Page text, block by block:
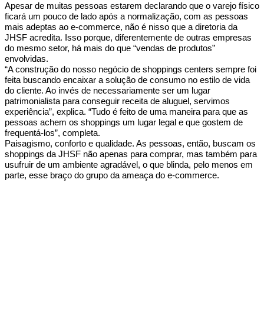
Apesar de muitas pessoas estarem declarando que o varejo físico
ficará um pouco de lado após a normalização, com as pessoas
mais adeptas ao e-commerce, não é nisso que a diretoria da
JHSF acredita. Isso porque, diferentemente de outras empresas
do mesmo setor, há mais do que “vendas de produtos”
envolvidas.
“A construção do nosso negócio de shoppings centers sempre foi
feita buscando encaixar a solução de consumo no estilo de vida
do cliente. Ao invés de necessariamente ser um lugar
patrimonialista para conseguir receita de aluguel, servimos
experiência”, explica. “Tudo é feito de uma maneira para que as
pessoas achem os shoppings um lugar legal e que gostem de
frequentá-los”, completa.
Paisagismo, conforto e qualidade. As pessoas, então, buscam os
shoppings da JHSF não apenas para comprar, mas também para
usufruir de um ambiente agradável, o que blinda, pelo menos em
parte, esse braço do grupo da ameaça do e-commerce.